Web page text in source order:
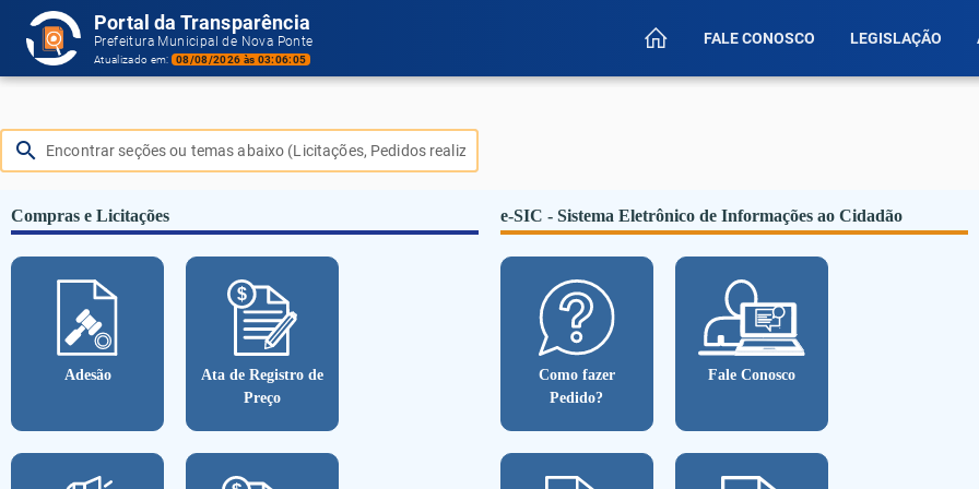
Portal da Transparência
Prefeitura Municipal de Nova Ponte
Atualizado em: 08/08/2026 às 03:06:05
FALE CONOSCO LEGISLAÇÃO
search
Compras e Licitações
Adesão
Ata de Registro de
Preço
e-SIC - Sistema Eletrônico de Informações ao Cidadão
Como fazer
Pedido?
Fale Conosco